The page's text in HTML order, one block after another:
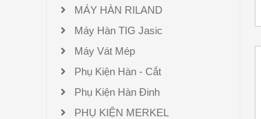
MÁY HÀN RILAND
Máy Hàn TIG Jasic
Máy Vát Mép
Phụ Kiện Hàn - Cắt
Phụ Kiện Hàn Đinh
PHỤ KIỆN MERKEL